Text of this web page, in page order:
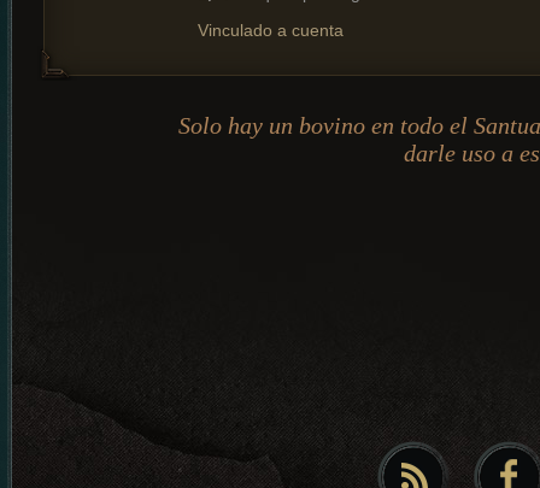
Vinculado a cuenta
Solo hay un bovino en todo el
darle uso a